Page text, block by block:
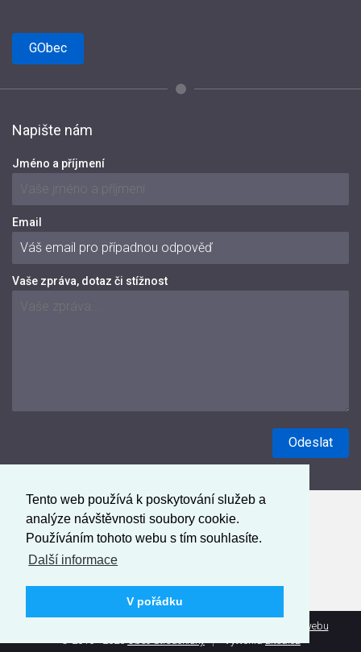
Tento web používá k poskytování služeb a
analýze návštěvnosti soubory cookie.
Používáním tohoto webu s tím souhlasíte.
Další informace
V pořádku
GObec
Napište nám
Jméno a příjmení
Email
Vaše zpráva, dotaz či stížnost
Administrace webu